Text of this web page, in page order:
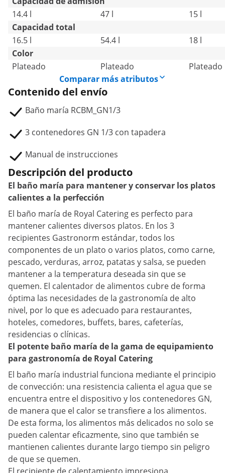
14.4 l
47 l
15 l
Capacidad total
16.5 l
54.4 l
18 l
Color
Plateado
Plateado
Plateado
Comparar más atributos
Contenido del envío
Baño maría RCBM_GN1/3
3 contenedores GN 1/3 con tapadera
Manual de instrucciones
Descripción del producto
El baño maría para mantener y conservar los platos
calientes a la perfección
El baño maría de Royal Catering es perfecto para
mantener calientes diversos platos. En los 3
recipientes Gastronorm estándar, todos los
componentes de un plato o varios platos, como carne,
pescado, verduras, arroz, patatas y salsa, se pueden
mantener a la temperatura deseada sin que se
quemen. El calentador de alimentos cubre de forma
óptima las necesidades de la gastronomía de alto
nivel, por lo que es adecuado para restaurantes,
hoteles, comedores, buffets, bares, cafeterías,
residencias o clínicas.
El potente baño maría de la gama de equipamiento
para gastronomía de Royal Catering
El baño maría industrial funciona mediante el principio
de convección: una resistencia calienta el agua que se
encuentra entre el dispositivo y los contenedores GN,
de manera que el calor se transfiere a los alimentos.
De esta forma, los alimentos más delicados no solo se
pueden calentar eficazmente, sino que también se
mantienen calientes durante largo tiempo sin peligro
de que se quemen.